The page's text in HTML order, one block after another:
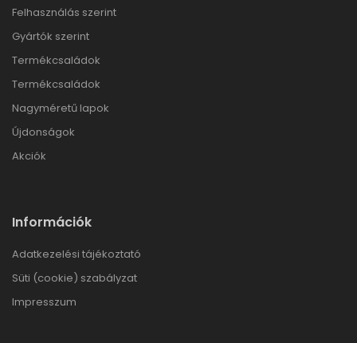
Felhasználás szerint
Gyártók szerint
Termékcsaládok
Termékcsaládok
Nagyméretű lapok
Újdonságok
Akciók
Információk
Adatkezelési tájékoztató
Süti (cookie) szabályzat
Impresszum